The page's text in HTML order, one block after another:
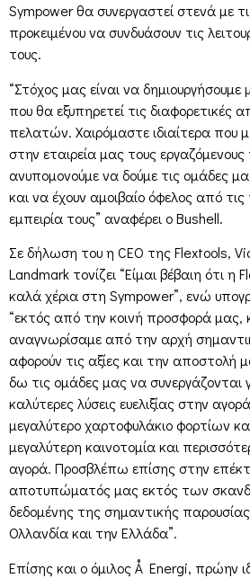
Sympower θα συνεργαστεί στενά με
προκειμένου να συνδυάσουν τις
τους.
“Στόχος μας είναι να
που θα εξυπηρετεί τις διαφορετικές
πελατών. Χαιρόμαστε ιδιαίτερα που
στην εταιρεία μας τους
ανυπομονούμε να δούμε τις ομάδες
και να έχουν αμοιβαίο όφελος από τις
εμπειρία τους” αναφέρει ο Bushell.
Σε δήλωση του η CEO της Flextools,
Landmark τονίζει “Είμαι βέβαιη ότι η
καλά χέρια στη Sympower”, ενώ
“εκτός από την κοινή προσφορά μας,
αναγνωρίσαμε από την αρχή
αφορούν τις αξίες και την αποστολή
δω τις ομάδες μας να συνεργάζονται
καλύτερες λύσεις ευελιξίας στην
μεγαλύτερο χαρτοφυλάκιο φορτίων
μεγαλύτερη καινοτομία και
αγορά. Προσβλέπω επίσης στην
αποτυπώματός μας εκτός των
δεδομένης της σημαντικής
Ολλανδία και την Ελλάδα”.
Επίσης και ο όμιλος Å Energi, πρώην